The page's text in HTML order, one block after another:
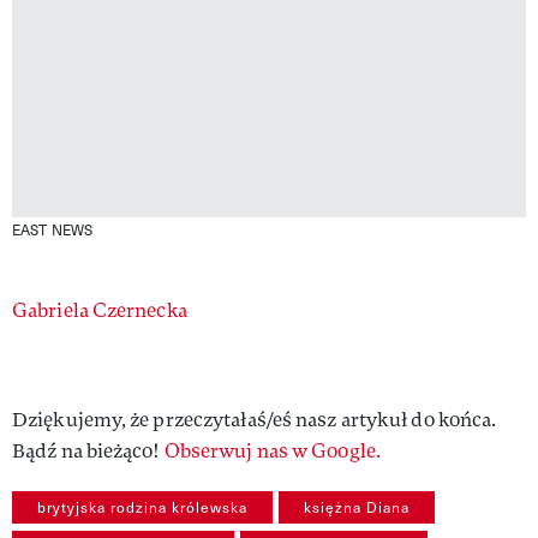
EAST NEWS
Authors
Gabriela Czernecka
Dziękujemy, że przeczytałaś/eś nasz artykuł do końca.
Bądź na bieżąco! Obserwuj nas w Google.
brytyjska rodzina królewska księżna Diana